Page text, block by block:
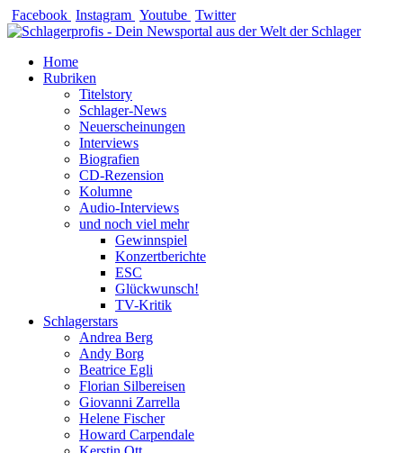
Zum
Inhalt
Facebook Instagram Youtube Twitter
Home
Rubriken
Titelstory
Schlager-News
Neuerscheinungen
Interviews
Biografien
CD-Rezension
Kolumne
Audio-Interviews
und noch viel mehr
Gewinnspiel
Konzertberichte
ESC
Glückwunsch!
TV-Kritik
Schlagerstars
Andrea Berg
Andy Borg
Beatrice Egli
Florian Silbereisen
Giovanni Zarrella
Helene Fischer
Howard Carpendale